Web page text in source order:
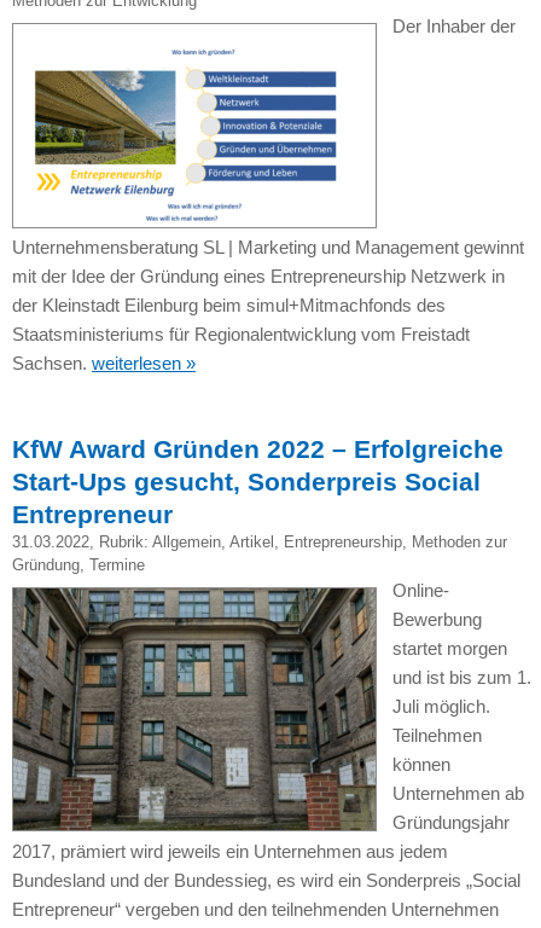
Der Inhaber der
Unternehmensberatung SL | Marketing und Management gewinnt
mit der Idee der Gründung eines Entrepreneurship Netzwerk in
der Kleinstadt Eilenburg beim simul+Mitmachfonds des
Staatsministeriums für Regionalentwicklung vom Freistadt
Sachsen. weiterlesen »
KfW Award Gründen 2022 – Erfolgreiche
Start-Ups gesucht, Sonderpreis Social
Entrepreneur
31.03.2022, Rubrik: Allgemein, Artikel Entrepreneurship,
Methoden zur
Gründung, Termine
Online-
Bewerbung
startet morgen
und ist bis zum 1.
Juli möglich.
Teilnehmen
können
Unternehmen ab
Gründungsjahr
2017, prämiert wird jeweils ein Unternehmen aus jedem
Bundesland und der Bundessieg, es wird ein Sonderpreis „Social
Entrepreneur“ vergeben und den teilnehmenden Unternehmen